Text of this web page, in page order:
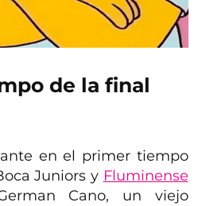
de la final
en el primer tiempo
Juniors y Fluminense
Cano, un viejo